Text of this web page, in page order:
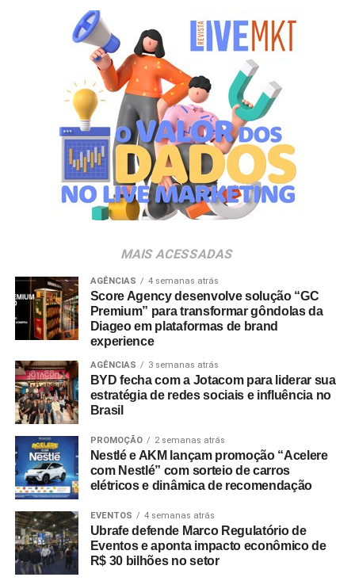
de setembro de 2026. Após a divulgação do resultado
oficial, os vencedores terão até o dia 16 de setembro para
realizar a retirada presencial dos ingressos e brindes no
espaço Villa Atende, localizado no piso G1 do shopping.
“O SP Open é um torneio muito relevante para a cidade e
para essa região. Como estamos no evento de forma tão
profunda, nada mais justo do que proporcionar essa
experiência para alguns dos nossos clientes fiéis”,
destaca Aline Ivanov, gerente de marketing do Shopping
Villa Lobos.
Para ingressar no programa e participar do sorteio, os
Shopping Villa Lobos, efetuar o cadastro e enviar
comprovantes fiscais de qualquer valor. O regulamento
completo está disponível no site do empreendimento.
MAIS ACESSADAS
AGÊNCIAS 4 semanas atrás
Score Agency desenvolve solução “GC
Premium” para transformar gôndolas da
Diageo em plataformas de brand
experience
AGÊNCIAS 3 semanas atrás
BYD fecha com a Jotacom para liderar sua
estratégia de redes sociais e influência no
Brasil
PROMOÇÃO 2 semanas atrás
Nestlé e AKM lançam promoção “Acelere
com Nestlé” com sorteio de carros
elétricos e dinâmica de recomendação
EVENTOS 4 semanas atrás
Ubrafe defende Marco Regulatório de
Eventos e aponta impacto econômico de
R$ 30 bilhões no setor